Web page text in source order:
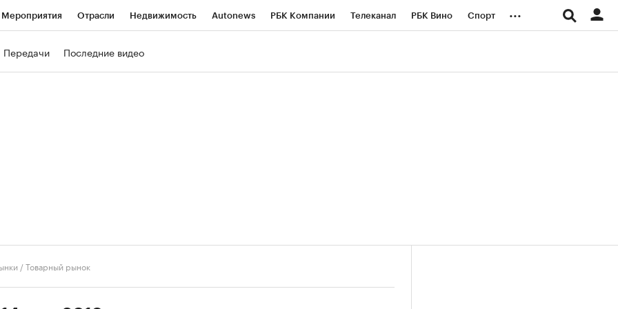
Мероприятия Отрасли Недвижимость Autonews РБК Компании Телеканал РБК Вино Спорт ...
Передачи Последние видео
/Товарный рынок